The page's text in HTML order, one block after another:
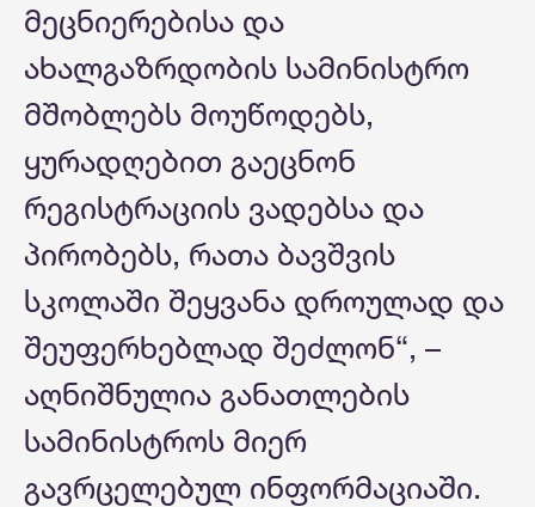
მეცნიერებისა და
ახალგაზრდობის სამინისტრო
მშობლებს მოუწოდებს,
ყურადღებით გაეცნონ
რეგისტრაციის ვადებსა და
პირობებს, რათა ბავშვის
სკოლაში შეყვანა დროულად და
შეუფერხებლად შეძლონ“, –
აღნიშნულია განათლების
სამინისტროს მიერ
გავრცელებულ ინფორმაციაში.